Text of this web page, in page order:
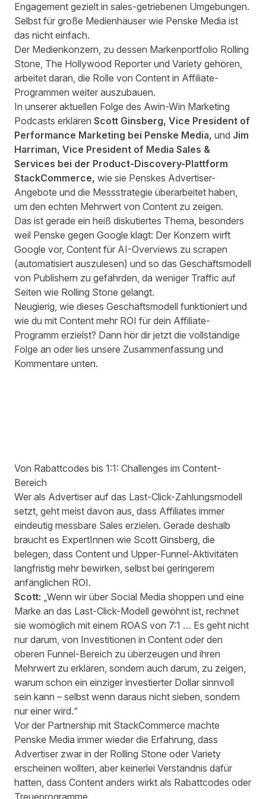
Engagement gezielt in sales-getriebenen Umgebungen.
Selbst für große Medienhäuser wie Penske Media ist
das nicht einfach.
Der Medienkonzern, zu dessen Markenportfolio Rolling
Stone, The Hollywood Reporter und Variety gehören,
arbeitet daran, die Rolle von Content in Affiliate-
Programmen weiter auszubauen.
In unserer aktuellen Folge des Awin-Win Marketing
Podcasts erklären Scott Ginsberg, Vice President of
Performance Marketing bei Penske Media, und Jim
Harriman, Vice President of Media Sales &
Services bei der Product-Discovery-Plattform
StackCommerce, wie sie Penskes Advertiser-
Angebote und die Messstrategie überarbeitet haben,
um den echten Mehrwert von Content zu zeigen.
Das ist gerade ein heiß diskutiertes Thema, besonders
weil Penske gegen Google klagt: Der Konzern wirft
Google vor, Content für AI-Overviews zu scrapen
(automatisiert auszulesen) und so das Geschäftsmodell
von Publishern zu gefährden, da weniger Traffic auf
Seiten wie Rolling Stone gelangt.
Neugierig, wie dieses Geschäftsmodell funktioniert und
wie du mit Content mehr ROI für dein Affiliate-
Programm erzielst? Dann hör dir jetzt die vollständige
Folge an oder lies unsere Zusammenfassung und
Kommentare unten.
Von Rabattcodes bis 1:1: Challenges im Content-
Bereich
Wer als Advertiser auf das Last-Click-Zahlungsmodell
setzt, geht meist davon aus, dass Affiliates immer
eindeutig messbare Sales erzielen. Gerade deshalb
braucht es ExpertInnen wie Scott Ginsberg, die
belegen, dass Content und Upper-Funnel-Aktivitäten
langfristig mehr bewirken, selbst bei geringerem
anfänglichen ROI.
Scott: „Wenn wir über Social Media shoppen und eine
Marke an das Last-Click-Modell gewöhnt ist, rechnet
sie womöglich mit einem ROAS von 7:1 … Es geht nicht
nur darum, von Investitionen in Content oder den
oberen Funnel-Bereich zu überzeugen und ihren
Mehrwert zu erklären, sondern auch darum, zu zeigen,
warum schon ein einziger investierter Dollar sinnvoll
sein kann – selbst wenn daraus nicht sieben, sondern
nur einer wird.“
Vor der Partnership mit StackCommerce machte
Penske Media immer wieder die Erfahrung, dass
Advertiser zwar in der Rolling Stone oder Variety
erscheinen wollten, aber keinerlei Verständnis dafür
hatten, dass Content anders wirkt als Rabattcodes oder
Treueprogramme.